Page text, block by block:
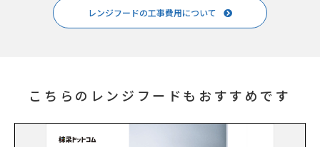
レンジフードの工事費用について
こちらのレンジフードもおすすめです